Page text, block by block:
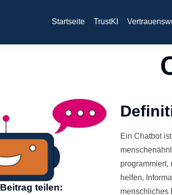
Startseite TrustKI
Beitrag teilen:
Ein Chatbot
programmiert,
helfen,
menschliches